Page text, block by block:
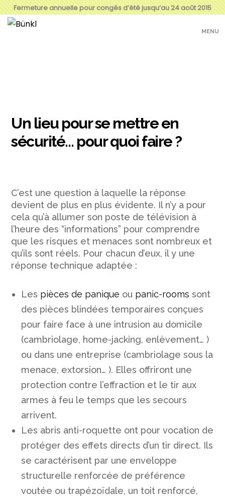
Fermeture annuelle pour congés d’été jusqu’au 24 août 2015
MENU
Un lieu pour se mettre en
sécurité… pour quoi faire ?
C’est une question à laquelle la réponse
devient de plus en plus évidente. Il n’y a pour
cela qu’à allumer son poste de télévision à
l’heure des “informations” pour comprendre
que les risques et menaces sont nombreux et
qu’ils sont réels. Pour chacun d’eux, il y une
réponse technique adaptée :
Les pièces de panique ou panic-rooms sont
des pièces blindées temporaires conçues
pour faire face à une intrusion au domicile
(cambriolage, home-jacking, enlèvement… )
ou dans une entreprise (cambriolage sous la
menace, extorsion… ). Elles offriront une
protection contre l’effraction et le tir aux
armes à feu le temps que les secours
arrivent.
Les abris anti-roquette ont pour vocation de
protéger des effets directs d’un tir direct. Ils
se caractérisent par une enveloppe
structurelle renforcée de préférence
voutée ou trapézoïdale, un toit renforcé,